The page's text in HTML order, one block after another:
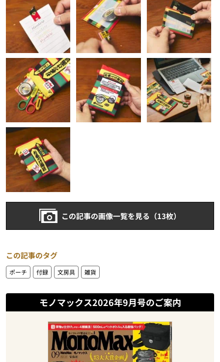
この記事の画像一覧を見る（13枚）
この記事のタグ
ポーチ 付録 文房具 雑貨
モノマックス2026年9月号のご案内